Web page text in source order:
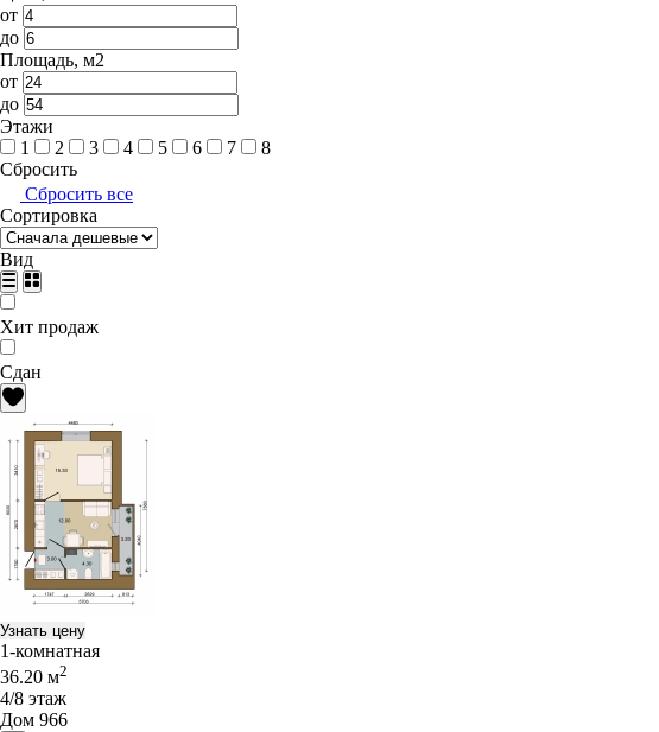
от
до
Площадь, м2
от
до
Этажи
1
2 3 4 5 6 7
8
Сбросить
Сбросить все
Сортировка
Вид
Хит продаж
Сдан
Узнать цену
1-комнатная
36.20 м2
4/8 этаж
Дом 966